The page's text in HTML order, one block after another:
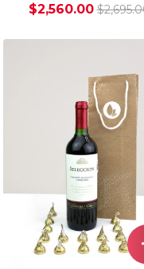
$2,560.00